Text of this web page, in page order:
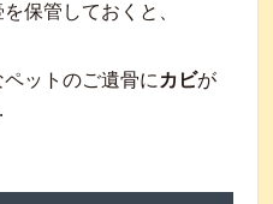
保管しておくと、
ットのご遺骨に カビが